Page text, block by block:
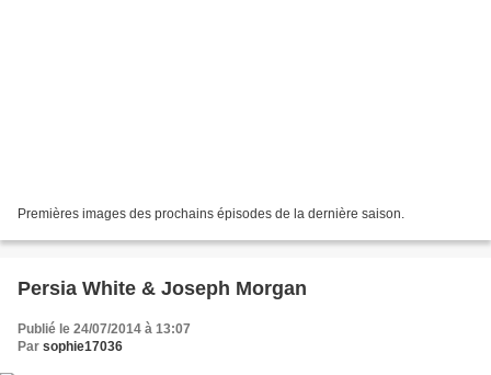
Premières images des prochains épisodes de la dernière saison.
Persia White & Joseph Morgan
Publié le 24/07/2014 à 13:07
Par sophie17036